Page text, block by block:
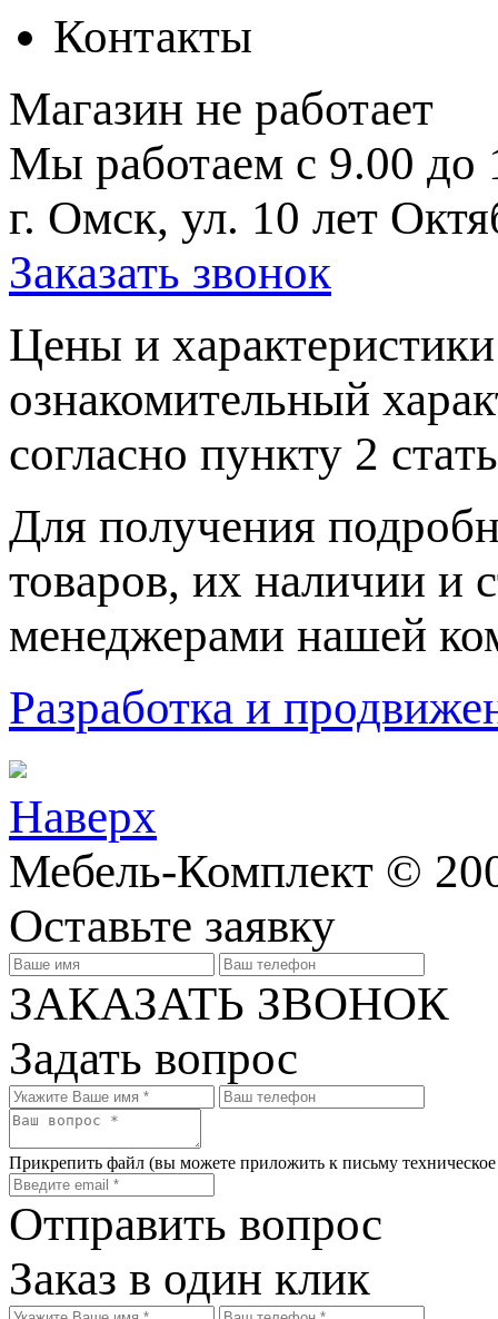
Контакты
Магазин не работает
Мы работаем с 9.00 до
г. Омск, ул. 10 лет
Заказать звонок
Цeны и
ознакомительный
согласно пункту 2
Для пoлучения
товaров, их нaличии и
менеджерами нашей
Разработка и
Наверх
Мебель-Комплект ©
Оставьте заявку
ЗАКАЗАТЬ ЗВОНОК
Задать вопрос
Прикрепить файл (вы можете приложить к письму
Отправить вопрос
Заказ в один клик